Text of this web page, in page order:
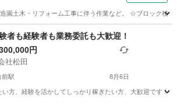
園土木・リフォーム工事に伴う作業など。 ☆ブロック積
工管理
者も経験者も業務委託も大歓迎！
円
社松田
前駅 8月6日
方、経験を活かしてしっかり稼ぎたい方、大歓迎です！